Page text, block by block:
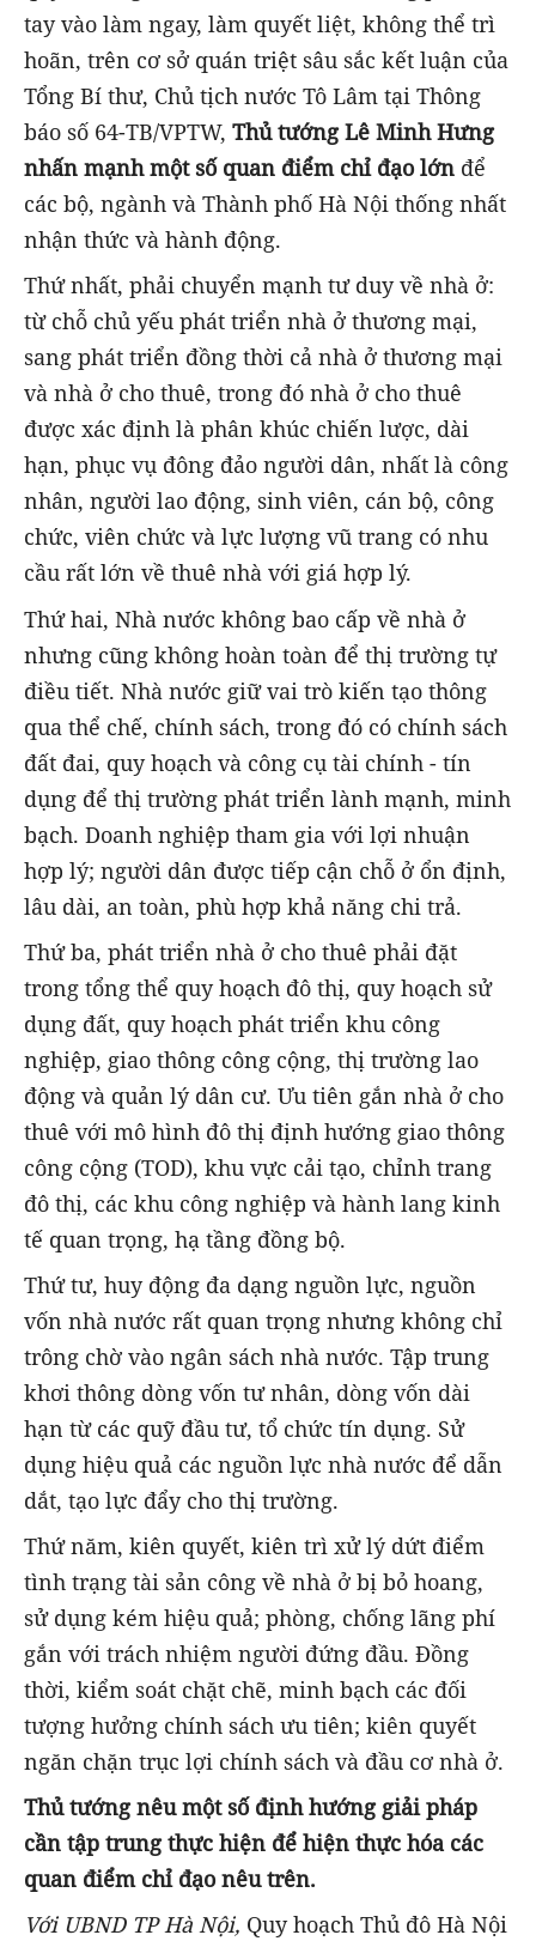
tay vào làm ngay, làm quyết liệt, không thể trì
hoãn, trên cơ sở quán triệt sâu sắc kết luận của
Tổng Bí thư, Chủ tịch nước Tô Lâm tại Thông
báo số 64-TB/VPTW, Thủ tướng Lê Minh Hưng
nhấn mạnh một số quan điểm chỉ đạo lớn để
các bộ, ngành và Thành phố Hà Nội thống nhất
nhận thức và hành động.
Thứ nhất, phải chuyển mạnh tư duy về nhà ở:
từ chỗ chủ yếu phát triển nhà ở thương mại,
sang phát triển đồng thời cả nhà ở thương mại
và nhà ở cho thuê, trong đó nhà ở cho thuê
được xác định là phân khúc chiến lược, dài
hạn, phục vụ đông đảo người dân, nhất là công
nhân, người lao động, sinh viên, cán bộ, công
chức, viên chức và lực lượng vũ trang có nhu
cầu rất lớn về thuê nhà với giá hợp lý.
Thứ hai, Nhà nước không bao cấp về nhà ở
nhưng cũng không hoàn toàn để thị trường tự
điều tiết. Nhà nước giữ vai trò kiến tạo thông
qua thể chế, chính sách, trong đó có chính sách
đất đai, quy hoạch và công cụ tài chính - tín
dụng để thị trường phát triển lành mạnh, minh
bạch. Doanh nghiệp tham gia với lợi nhuận
hợp lý; người dân được tiếp cận chỗ ở ổn định,
lâu dài, an toàn, phù hợp khả năng chi trả.
Thứ ba, phát triển nhà ở cho thuê phải đặt
trong tổng thể quy hoạch đô thị, quy hoạch sử
dụng đất, quy hoạch phát triển khu công
nghiệp, giao thông công cộng, thị trường lao
động và quản lý dân cư. Ưu tiên gắn nhà ở cho
thuê với mô hình đô thị định hướng giao thông
công cộng (TOD), khu vực cải tạo, chỉnh trang
đô thị, các khu công nghiệp và hành lang kinh
tế quan trọng, hạ tầng đồng bộ.
Thứ tư, huy động đa dạng nguồn lực, nguồn
vốn nhà nước rất quan trọng nhưng không chỉ
trông chờ vào ngân sách nhà nước. Tập trung
khơi thông dòng vốn tư nhân, dòng vốn dài
hạn từ các quỹ đầu tư, tổ chức tín dụng. Sử
dụng hiệu quả các nguồn lực nhà nước để dẫn
dắt, tạo lực đẩy cho thị trường.
Thứ năm, kiên quyết, kiên trì xử lý dứt điểm
tình trạng tài sản công về nhà ở bị bỏ hoang,
sử dụng kém hiệu quả; phòng, chống lãng phí
gắn với trách nhiệm người đứng đầu. Đồng
thời, kiểm soát chặt chẽ, minh bạch các đối
tượng hưởng chính sách ưu tiên; kiên quyết
ngăn chặn trục lợi chính sách và đầu cơ nhà ở.
Thủ tướng nêu một số định hướng giải pháp
cần tập trung thực hiện để hiện thực hóa các
quan điểm chỉ đạo nêu trên.
Với UBND TP Hà Nội, Quy hoạch Thủ đô Hà Nội